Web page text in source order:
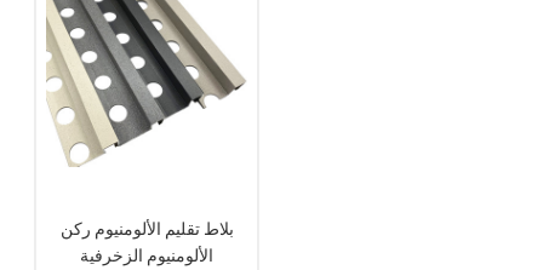
بلاط تقليم الألومنيوم ركن
الألومنيوم الزخرفية